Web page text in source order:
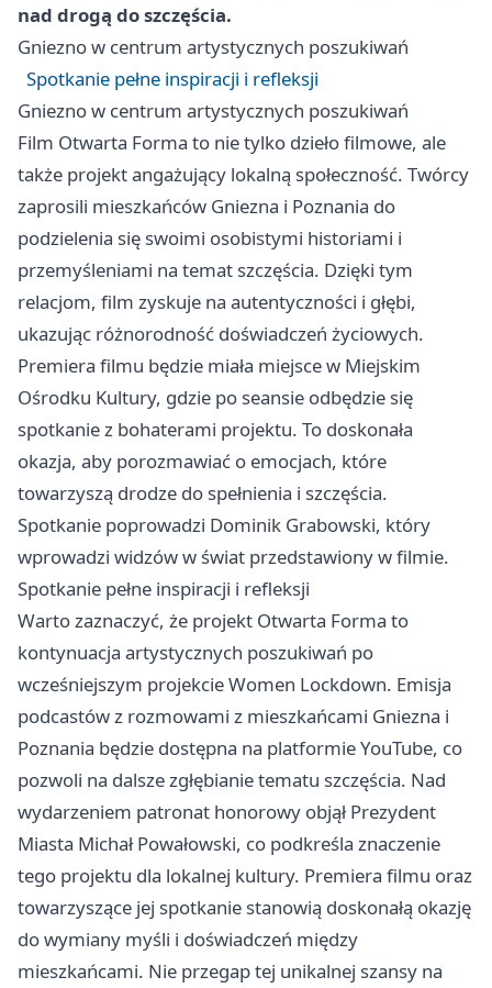
nad drogą do szczęścia.
Gnieznow centrum artystycznych poszukiwań
Spotkanie pełne inspiracji i refleksji
Gnieznow centrum artystycznych poszukiwań
Film Otwarta Forma to nie tylko dzieło filmowe, ale
także projekt angażujący lokalną społeczność. Twórcy
zaprosili mieszkańców Gniezna i Poznania do
podzielenia się swoimi osobistymi historiami i
przemyśleniami na temat szczęścia. Dzięki tym
relacjom, film zyskuje na autentyczności i głębi,
ukazując różnorodność doświadczeń życiowych.
Premiera filmu będzie miała miejsce w Miejskim
Ośrodku Kultury, gdzie po seansie odbędzie się
spotkanie z bohaterami projektu. To doskonała
okazja, aby porozmawiać o emocjach, które
towarzyszą drodze do spełnienia i szczęścia.
Spotkanie poprowadzi Dominik Grabowski, który
wprowadzi widzów w świat przedstawiony w filmie.
Spotkanie pełne inspiracji i refleksji
Warto zaznaczyć, że projekt Otwarta Forma to
kontynuacja artystycznych poszukiwań po
wcześniejszym projekcie Women Lockdown. Emisja
podcastów z rozmowami z mieszkańcami Gniezna i
Poznania będzie dostępna na platformie YouTube, co
pozwoli na dalsze zgłębianie tematu szczęścia. Nad
wydarzeniem patronat honorowy objął Prezydent
Miasta Michał Powałowski, co podkreśla znaczenie
tego projektu dla lokalnej kultury. Premiera filmu oraz
towarzyszące jej spotkanie stanowią doskonałą okazję
do wymiany myśli i doświadczeń między
mieszkańcami. Nie przegap tej unikalnej szansy na